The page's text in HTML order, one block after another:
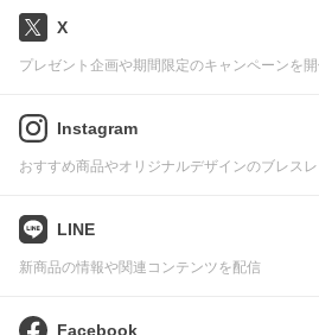
X
プレゼント企画や期間限定のキャンペーンを
Instagram
おすすめ商品やオリジナルデザインのブレス
LINE
新商品の情報や関連コンテンツを配信
Facebook